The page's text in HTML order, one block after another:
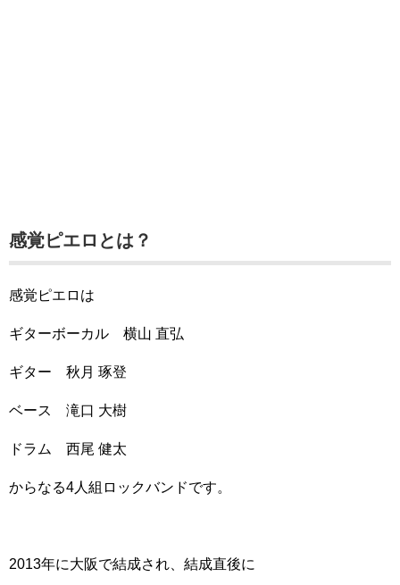
感覚ピエロとは？
感覚ピエロは
ギターボーカル 横山 直弘
ギター 秋月 琢登
ベース 滝口 大樹
ドラム 西尾 健太
からなる4人組ロックバンドです。
2013年に大阪で結成され、結成直後に